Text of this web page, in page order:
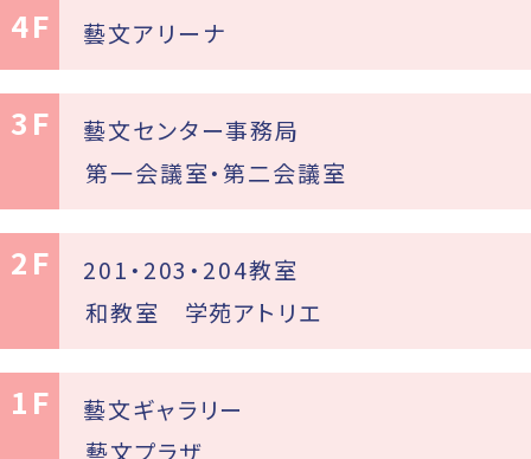
4F 藝文アリーナ
3F
藝文センター事務局
第一会議室・第二会議室
2F
201・203・204教室
和教室 学苑アトリエ
1F
藝文ギャラリー
藝文プラザ